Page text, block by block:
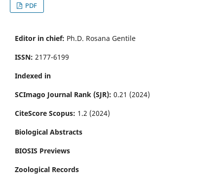
PDF
Editor in chief: Ph.D. Rosana Gentile
ISSN: 2177-6199
Indexed in
SCImago Journal Rank (SJR): 0.21 (2024)
CiteScore Scopus: 1.2 (2024)
Biological Abstracts
BIOSIS Previews
Zoological Records